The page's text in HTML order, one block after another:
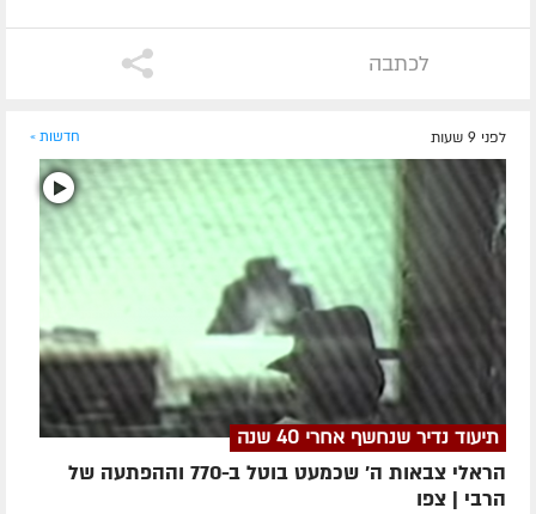
לכתבה
לפני 9 שעות חדשות »
תיעוד נדיר שנחשף אחרי 40 שנה
הראלי צבאות ה' שכמעט בוטל ב-770 וההפתעה של
הרבי | צפו